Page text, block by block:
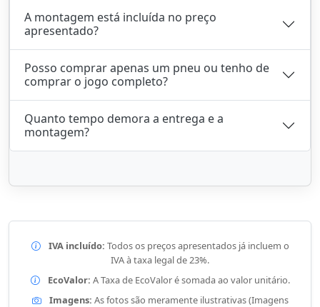
A montagem está incluída no preço
apresentado?
Posso comprar apenas um pneu ou tenho de
comprar o jogo completo?
Quanto tempo demora a entrega e a
montagem?
IVA incluído: Todos os preços apresentados já incluem o
IVA à taxa legal de 23%.
EcoValor: A Taxa de EcoValor é somada ao valor unitário.
Imagens: As fotos são meramente ilustrativas (Imagens